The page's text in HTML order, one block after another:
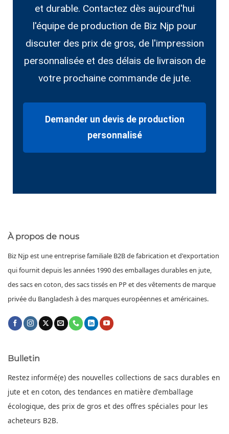
et durable. Contactez dès aujourd'hui
l'équipe de production de Biz Njp pour
discuter des prix de gros, de l'impression
personnalisée et des délais de livraison de
votre prochaine commande de jute.
Demander un devis de production
personnalisé
À propos de nous
Biz Njp est une entreprise familiale B2B de fabrication et d'exportation
qui fournit depuis les années 1990 des emballages durables en jute,
des sacs en coton, des sacs tissés en PP et des vêtements de marque
privée du Bangladesh à des marques européennes et américaines.
Bulletin
Restez informé(e) des nouvelles collections de sacs durables en
jute et en coton, des tendances en matière d'emballage
écologique, des prix de gros et des offres spéciales pour les
acheteurs B2B.